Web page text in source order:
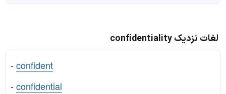
لغات نزدیک confidentiality
-confident
-confidential